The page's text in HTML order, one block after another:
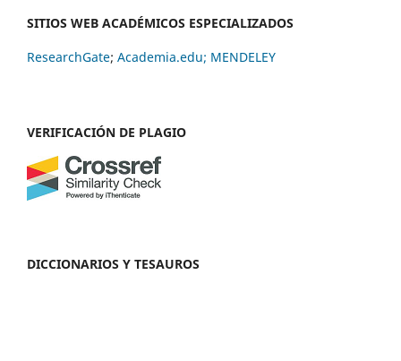
SITIOS WEB ACADÉMICOS ESPECIALIZADOS
ResearchGate; Academia.edu; MENDELEY
VERIFICACIÓN DE PLAGIO
DICCIONARIOS Y TESAUROS